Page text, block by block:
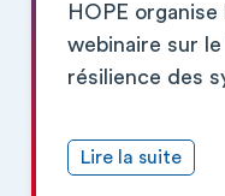
HOPE organise
webinaire sur
résilience des
Lire la suite